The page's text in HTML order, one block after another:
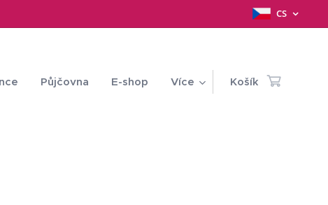
CS
Půjčovna E-shop Více Košík